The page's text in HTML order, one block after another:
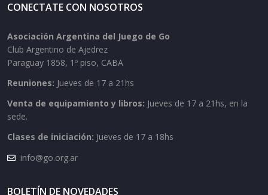
CONECTATE CON NOSOTROS
Asociación Argentina del Juego de Go
Club Argentino de Ajedrez
Paraguay 1858, 1º piso, CABA
Reuniones: Jueves de 17 a 21hs
Venta de equipamiento y libros: Jueves de 17 a 21hs, en la
sede.
Clases de iniciación: Jueves de 17 a 18hs
info@go.org.ar
BOLETÍN DE NOVEDADES